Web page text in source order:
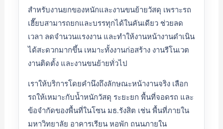
สำหรับงานยกของหนักและงานขนย้ายวัสดุ เพราะรถ
เฮี๊ยบสามารถยกและบรรทุกได้ในคันเดียว ช่วยลด
เวลา ลดจำนวนแรงงาน และทำให้งานหน้างานดำเนิน
ได้สะดวกมากขึ้น เหมาะทั้งงานก่อสร้าง งานรีโนเวต
งานติดตั้ง และงานขนย้ายทั่วไป
เราให้บริการโดยคำนึงถึงลักษณะหน้างานจริง เลือก
รถให้เหมาะกับน้ำหนักวัสดุ ระยะยก พื้นที่จอดรถ และ
ข้อจำกัดของพื้นที่ในโซน มธ.รังสิต เช่น พื้นที่ภายใน
มหาวิทยาลัย อาคารเรียน หอพัก ถนนภายใน